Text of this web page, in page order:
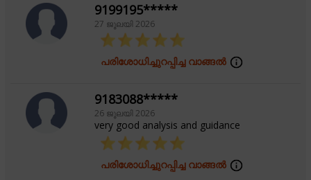
9199195*****
27 ജൂലയി 2026
പരിശോധിച്ചുറപ്പിച്ച വാങ്ങൽ
9183088*****
26 ജൂലയി 2026
very good analysis and guidance
പരിശോധിച്ചുറപ്പിച്ച വാങ്ങൽ